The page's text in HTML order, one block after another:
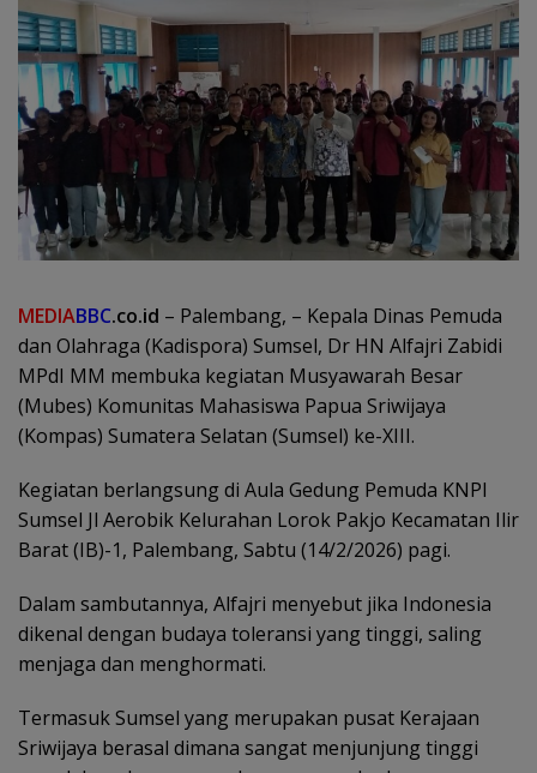
MEDIABBC.co.id – Palembang, – Kepala Dinas Pemuda
dan Olahraga (Kadispora) Sumsel, Dr HN Alfajri Zabidi
MPdI MM membuka kegiatan Musyawarah Besar
(Mubes) Komunitas Mahasiswa Papua Sriwijaya
(Kompas) Sumatera Selatan (Sumsel) ke-XIII.
Kegiatan berlangsung di Aula Gedung Pemuda KNPI
Sumsel Jl Aerobik Kelurahan Lorok Pakjo Kecamatan Ilir
Barat (IB)-1, Palembang, Sabtu (14/2/2026) pagi.
Dalam sambutannya, Alfajri menyebut jika Indonesia
dikenal dengan budaya toleransi yang tinggi, saling
menjaga dan menghormati.
Termasuk Sumsel yang merupakan pusat Kerajaan
Sriwijaya berasal dimana sangat menjunjung tinggi